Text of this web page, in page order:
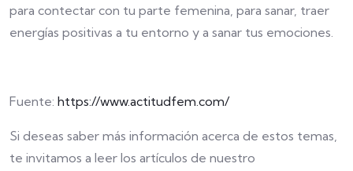
para contectar con tu parte femenina, para sanar, traer
energías positivas a tu entorno y a sanar tus emociones.
Fuente: https://www.actitudfem.com/
Si deseas saber más información acerca de estos temas,
te invitamos a leer los artículos de nuestro